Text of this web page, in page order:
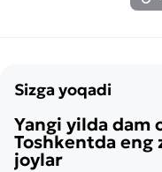
Sizga yoqadi
Yangi yilda dam
Toshkentda eng
joylar